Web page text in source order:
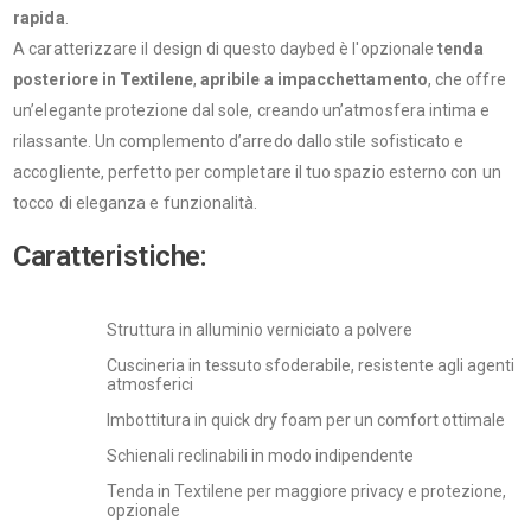
rapida
A caratterizzare il design di questo daybed è l'opzionaletenda
posteriore in Textilene, apribile a impacchettamento, che offre
un’elegante protezione dal sole, creando un’atmosfera intima e
rilassante. Un complemento d’arredo dallo stile sofisticato e
accogliente, perfetto per completare il tuo spazio esterno con un
tocco di eleganza e funzionalità.
Caratteristiche:
Struttura in alluminio verniciato a polvere
Cuscineria in tessuto sfoderabile, resistente agli agenti
atmosferici
Imbottitura in quick dry foam per un comfort ottimale
Schienali reclinabili in modo indipendente
Tenda in Textilene per maggiore privacy e protezione,
opzionale